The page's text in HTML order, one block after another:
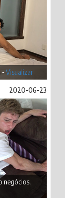
-Visualizar
2020-06-23
negócios,